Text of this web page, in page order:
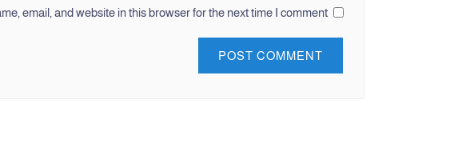
email, and website in this browser for the next time I comment.